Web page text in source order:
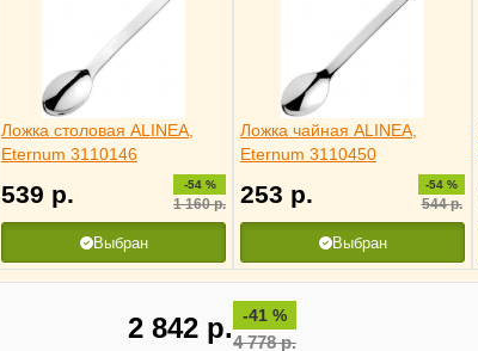
Ложка столовая ALINEA,
Eternum 3110146
539 р. -54 %
1 160р.
Выбран
Ложка чайная ALINEA,
Eternum 3110450
253 р. -54 %
544р.
Выбран
2 842 р. -41 %
4 778р.